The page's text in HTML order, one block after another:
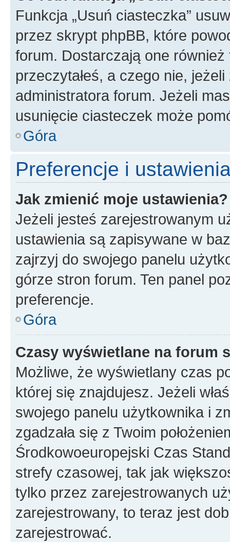
Funkcja „Usuń ciasteczka”
przez skrypt phpBB, które
forum. Dostarczają one
przeczytałeś, a czego nie,
administratora forum. Jeżeli
usunięcie ciasteczek może
Góra
Preferencje i
Jak zmienić moje ustawienia?
Jeżeli jesteś zarejestrowanym
ustawienia są zapisywane w
zajrzyj do swojego panelu
górze stron forum. Ten panel
preferencje.
Góra
Czasy wyświetlane na forum
Możliwe, że wyświetlany czas
której się znajdujesz. Jeżeli
swojego panelu użytkownika i
zgadzała się z Twoim
Środkowoeuropejski Czas
strefy czasowej, tak jak
tylko przez zarejestrowanych
zarejestrowany, to teraz jest
zarejestrować.